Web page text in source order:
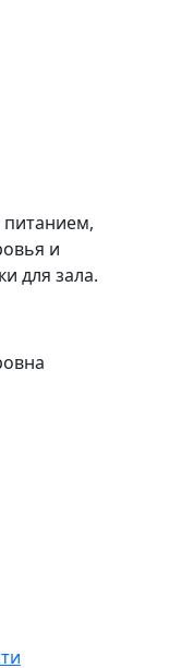
и
для зала.